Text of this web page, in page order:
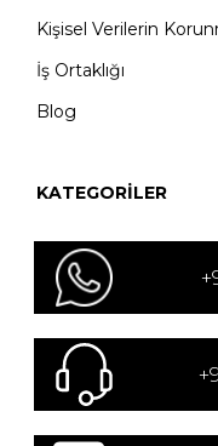
Kişisel Verilerin
İş Ortaklığı
Blog
KATEGORILER